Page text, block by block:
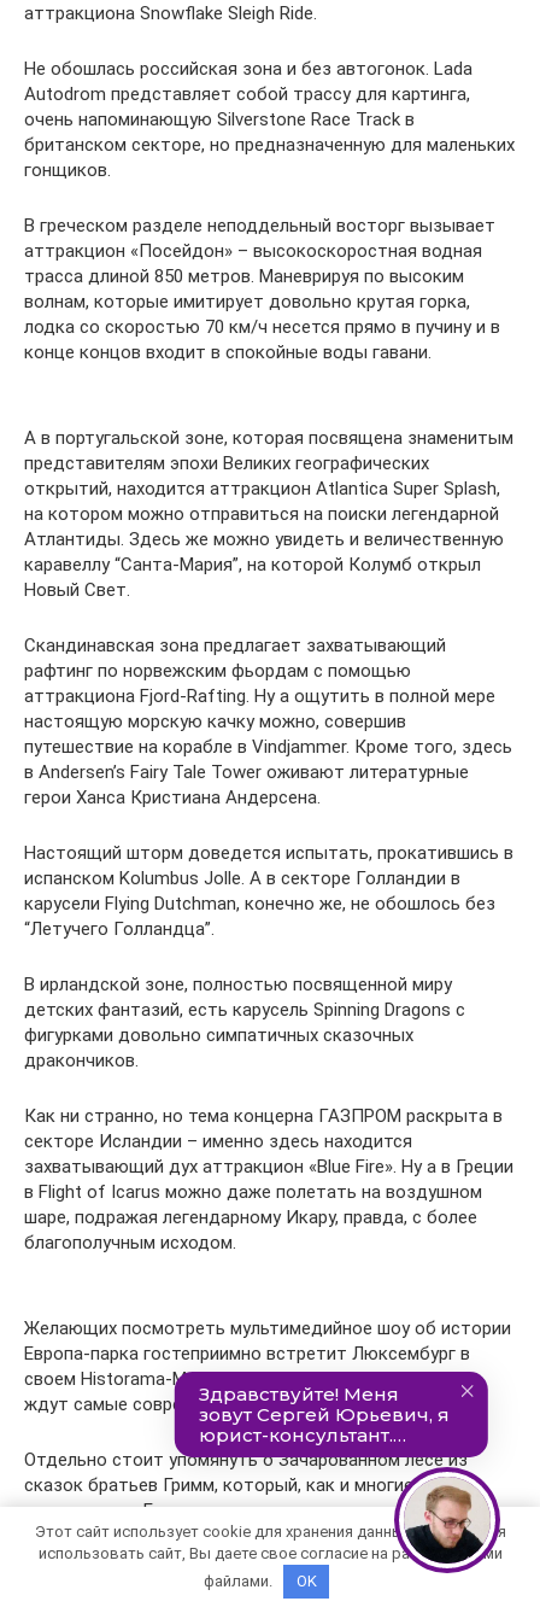
аттракциона Snowflake Sleigh Ride.
Не обошлась российская зона и без автогонок. Lada
Autodrom представляет собой трассу для картинга,
очень напоминающую Silverstone Race Track в
британском секторе, но предназначенную для маленьких
гонщиков.
В греческом разделе неподдельный восторг вызывает
аттракцион «Посейдон» – высокоскоростная водная
трасса длиной 850 метров. Маневрируя по высоким
волнам, которые имитирует довольно крутая горка,
лодка со скоростью 70 км/ч несется прямо в пучину и в
конце концов входит в спокойные воды гавани.
А в португальской зоне, которая посвящена знаменитым
представителям эпохи Великих географических
открытий, находится аттракцион Atlantica Super Splash,
на котором можно отправиться на поиски легендарной
Атлантиды. Здесь же можно увидеть и величественную
каравеллу “Санта-Мария”, на которой Колумб открыл
Новый Свет.
Скандинавская зона предлагает захватывающий
рафтинг по норвежским фьордам с помощью
аттракциона Fjord-Rafting. Ну а ощутить в полной мере
настоящую морскую качку можно, совершив
путешествие на корабле в Vindjammer. Кроме того, здесь
в Andersen’s Fairy Tale Tower оживают литературные
герои Ханса Кристиана Андерсена.
Настоящий шторм доведется испытать, прокатившись в
испанском Kolumbus Jolle. А в секторе Голландии в
карусели Flying Dutchman, конечно же, не обошлось без
“Летучего Голландца”.
В ирландской зоне, полностью посвященной миру
детских фантазий, есть карусель Spinning Dragons с
фигурками довольно симпатичных сказочных
дракончиков.
Как ни странно, но тема концерна ГАЗПРОМ раскрыта в
секторе Исландии – именно здесь находится
захватывающий дух аттракцион «Blue Fire». Ну а в Греции
в Flight of Icarus можно даже полетать на воздушном
шаре, подражая легендарному Икару, правда, с более
благополучным исходом.
Желающих посмотреть мультимедийное шоу об истории
Европа-парка гостеприимно встретит Люксембург в
своем Historama-Museum, в котором зрителей здесь
ждут самые современные спецэффекты.
Отдельно стоит упомянуть о Зачарованном лесе из
сказок братьев Гримм, который, как и многие
аттракционы Европа-парка, имеет познавательное и
культурное значение. А как может быть иначе, если
здесь и Синдерелла, и Рапунцель, и Гензель и Гретель, и
Лягушачий король? И, конечно, в таком месте никак не
Этот сайт использует cookie для хранения данных. Продолжая
использовать сайт, Вы даете свое согласие на работу с этими
файлами.
OK